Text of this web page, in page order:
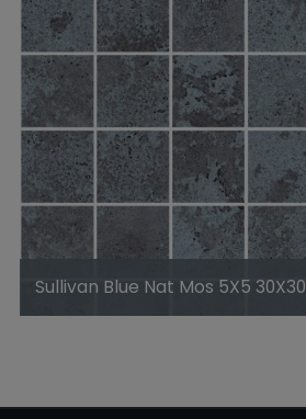
Sullivan Blue Nat Mos 5X5 30X30